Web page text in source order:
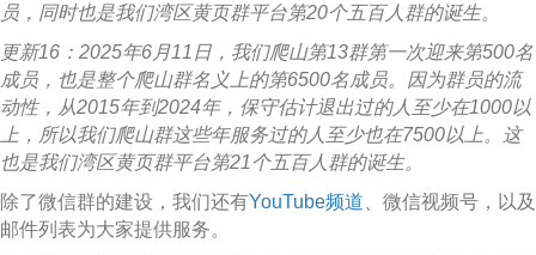
员，同时也是我们湾区黄页群平台第20个五百人群的诞生。
更新16：2025年6月11日，我们爬山第13群第一次迎来第500名
成员，也是整个爬山群名义上的第6500名成员。因为群员的流
动性，从2015年到2024年，保守估计退出过的人至少在1000以
上，所以我们爬山群这些年服务过的人至少也在7500以上。这
也是我们湾区黄页群平台第21个五百人群的诞生。
除了微信群的建设，我们还有YouTube频道 、微信视频号，以及
邮件列表为大家提供服务。